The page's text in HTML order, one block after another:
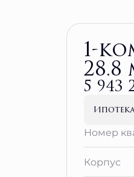
1-
28.8
5 943
Номер
Корпус